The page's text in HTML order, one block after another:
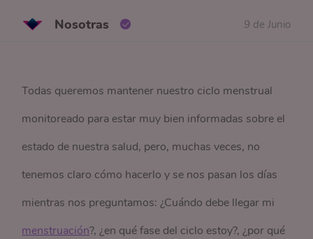
Nosotras 9 de Junio
Todas queremos mantener nuestro ciclo menstrual
monitoreado para estar muy bien informadas sobre el
estado de nuestra salud, pero, muchas veces, no
tenemos claro cómo hacerlo y se nos pasan los días
mientras nos preguntamos: ¿Cuándo debe llegar mi
menstruación?, ¿en qué fase del ciclo estoy?, ¿por qué